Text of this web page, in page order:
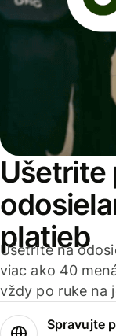
Ušetrite
platieb
Ušetrite na
viac ako 40
vždy po ruke na
Spravujte